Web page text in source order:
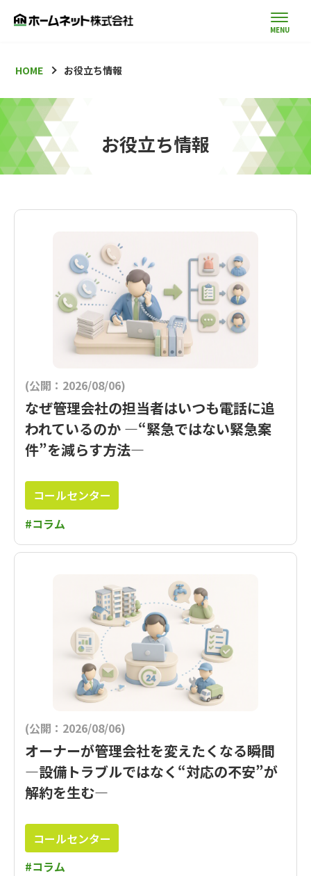
HOME お役立ち情報
お役立ち情報
(公開：2026/08/06)
なぜ管理会社の担当者はいつも電話に追
われているのか ―“緊急ではない緊急案
件”を減らす方法―
コールセンター
#コラム
(公開：2026/08/06)
オーナーが管理会社を変えたくなる瞬間
―設備トラブルではなく“対応の不安”が
解約を生む―
コールセンター
#コラム